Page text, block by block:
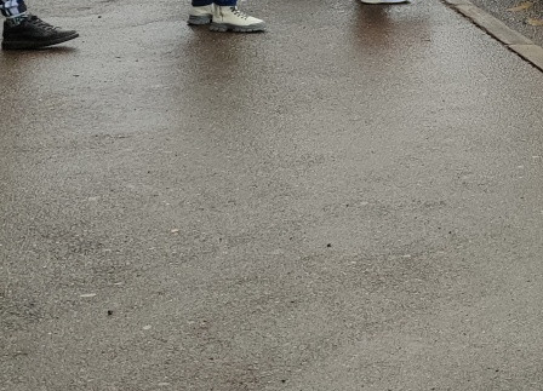
Речь идёт о маршрутах №85 и №99. С 3 августа они не будут
ездить по улице Каратанова. Как объяснили в мэрии, данная
дорога часто бывает хаотично запаркована личным
транспортом. Из-за этого регулярно происходят аварии с
участием автобусов и конфликты. Чтобы обезопасить
пассажиров, решено исключить улицу из схем.
Маршрут №85 от Ветлужанки в сторону конечного
остановочного пункта "Верхние Черёмушки" поедет по Мира,
9 Января и Карла Маркса. Далее - по привычной схеме.
Исключается остановка "Сибирский институт искусств".
Добавляются пункты "Гостиница «Октябрьская»" и
"Филармония". В обратном направлении ничего не меняется.
Автобусы маршрута №99 от микрорайона Северного в
сторону конечной остановки "Автотранспортный техникум"
будут двигаться по Партизана Железняка, Белинского и
Ленина. Исключаются пункты "Филармония" и "Улица